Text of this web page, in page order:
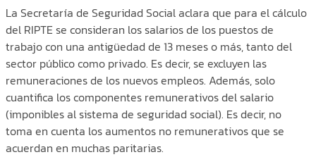
La Secretaría de Seguridad Social aclara que para el cálculo
del RIPTE se consideran los salarios de los puestos de
trabajo con una antigüedad de 13 meses o más, tanto del
sector público como privado. Es decir, se excluyen las
remuneraciones de los nuevos empleos. Además, solo
cuantifica los componentes remunerativos del salario
(imponibles al sistema de seguridad social). Es decir, no
toma en cuenta los aumentos no remunerativos que se
acuerdan en muchas paritarias.